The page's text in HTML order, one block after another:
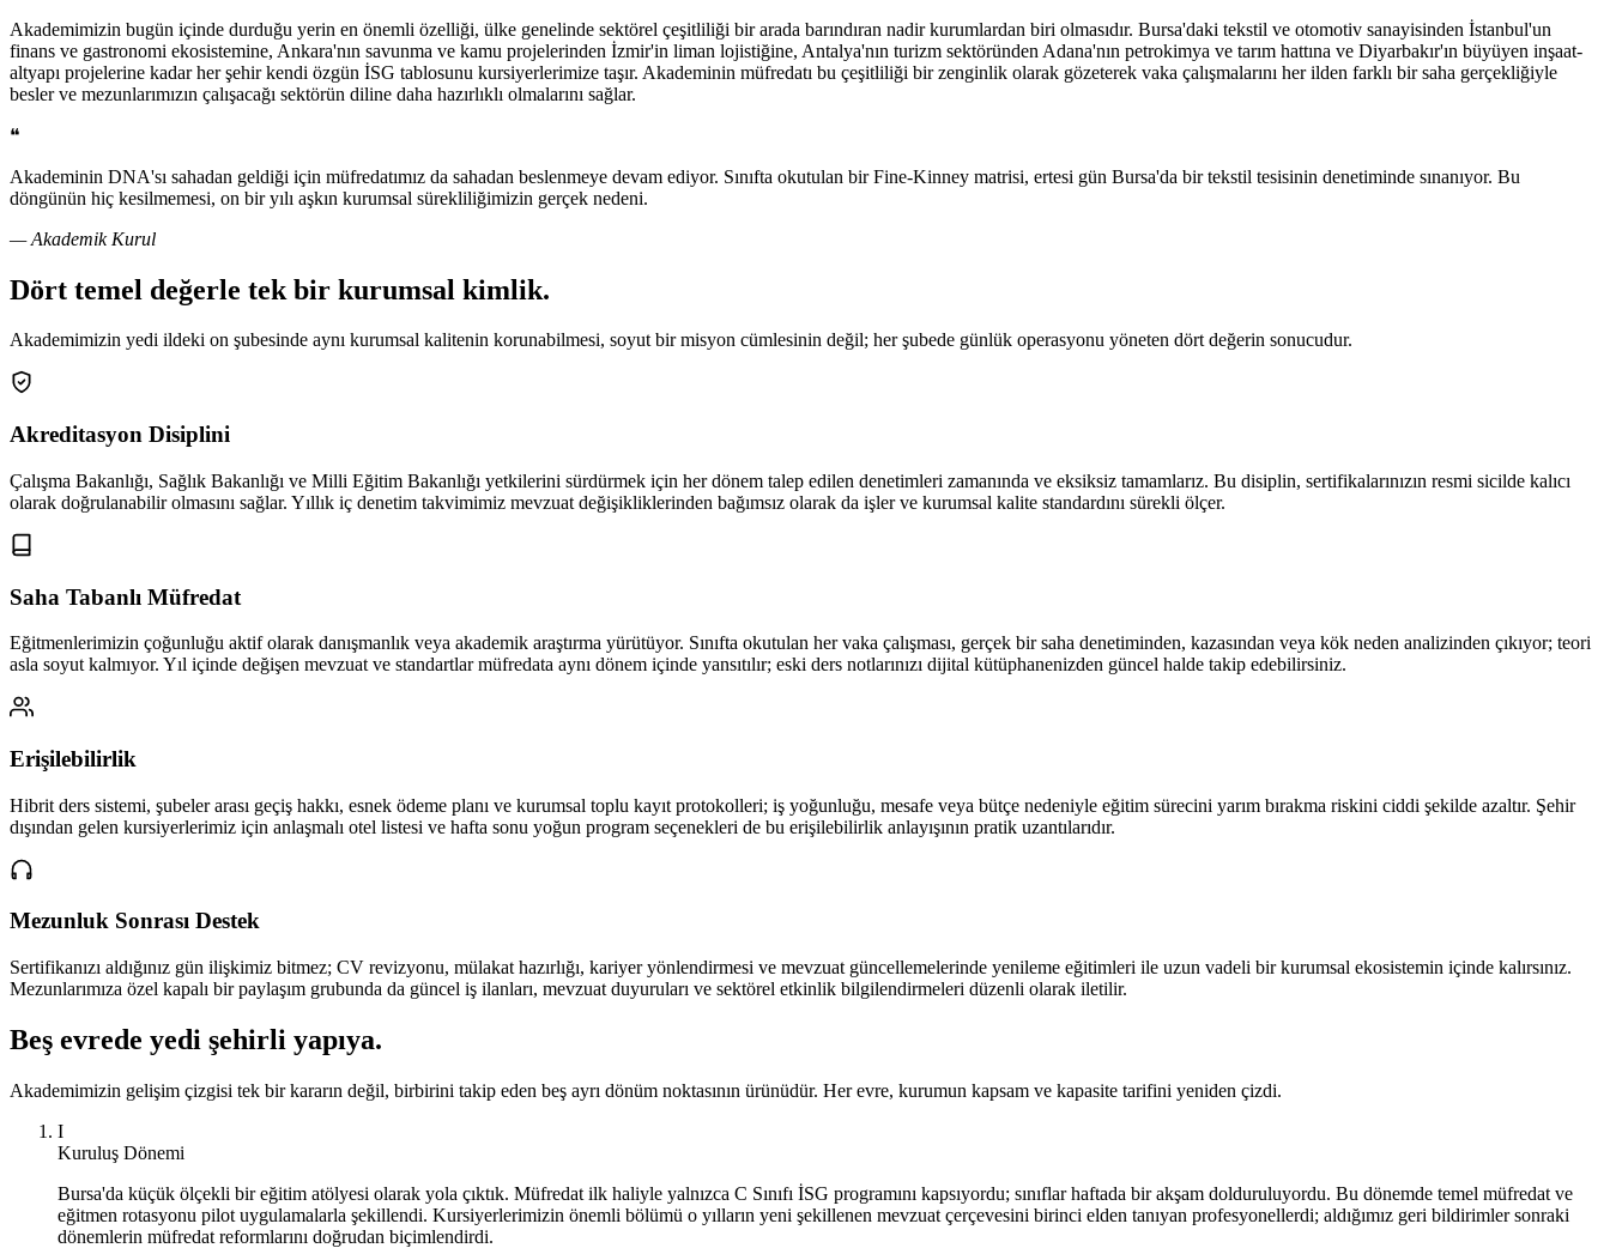
Akademimizin bugün içinde durduğu yerin en önemli özelliği, ülke genelinde sektörel çeşitliliği bir arada barındıran nadir kurumlardan biri olmasıdır. Bursa'daki tekstil ve otomotiv sanayisinden İstanbul'un
finans ve gastronomi ekosistemine, Ankara'nın savunma ve kamu projelerinden İzmir'in liman lojistiğine, Antalya'nın turizm sektöründen Adana'nın petrokimya ve tarım hattına ve Diyarbakır'ın büyüyen inşaat-
altyapı projelerine kadar her şehir kendi özgün İSG tablosunu kursiyerlerimize taşır. Akademinin müfredatı bu çeşitliliği bir zenginlik olarak gözeterek vaka çalışmalarını her ilden farklı bir saha gerçekliğiyle
besler ve mezunlarımızın çalışacağı sektörün diline daha hazırlıklı olmalarını sağlar.
❝
Akademinin DNA'sı sahadan geldiği için müfredatımız da sahadan beslenmeye devam ediyor. Sınıfta okutulan bir Fine-Kinney matrisi, ertesi gün Bursa'da bir tekstil tesisinin denetiminde sınanıyor. Bu
döngünün hiç kesilmemesi, on bir yılı aşkın kurumsal sürekliliğimizin gerçek nedeni.
—Akademik Kurul
Dört temel değerle tek bir kurumsal kimlik.
Akademimizin yedi ildeki on şubesinde aynı kurumsal kalitenin korunabilmesi, soyut bir misyon cümlesinin değil; her şubede günlük operasyonu yöneten dört değerin sonucudur.
Akreditasyon Disiplini
Çalışma Bakanlığı, Sağlık Bakanlığı ve Milli Eğitim Bakanlığı yetkilerini sürdürmek için her dönem talep edilen denetimleri zamanında ve eksiksiz tamamlarız. Bu disiplin, sertifikalarınızın resmi sicilde kalıcı
olarak doğrulanabilir olmasını sağlar. Yıllık iç denetim takvimimiz mevzuat değişikliklerinden bağımsız olarak da işler ve kurumsal kalite standardını sürekli ölçer.
Saha Tabanlı Müfredat
Eğitmenlerimizin çoğunluğu aktif olarak danışmanlık veya akademik araştırma yürütüyor. Sınıfta okutulan her vaka çalışması, gerçek bir saha denetiminden, kazasından veya kök neden analizinden çıkıyor; teori
asla soyut kalmıyor. Yıl içinde değişen mevzuat ve standartlar müfredata aynı dönem içinde yansıtılır; eski ders notlarınızı dijital kütüphanenizden güncel halde takip edebilirsiniz.
Erişilebilirlik
Hibrit ders sistemi, şubeler arası geçiş hakkı, esnek ödeme planı ve kurumsal toplu kayıt protokolleri; iş yoğunluğu, mesafe veya bütçe nedeniyle eğitim sürecini yarım bırakma riskini ciddi şekilde azaltır. Şehir
dışından gelen kursiyerlerimiz için anlaşmalı otel listesi ve hafta sonu yoğun program seçenekleri de bu erişilebilirlik anlayışının pratik uzantılarıdır.
Mezunluk Sonrası Destek
Sertifikanızı aldığınız gün ilişkimiz bitmez; CV revizyonu, mülakat hazırlığı, kariyer yönlendirmesi ve mevzuat güncellemelerinde yenileme eğitimleri ile uzun vadeli bir kurumsal ekosistemin içinde kalırsınız.
Mezunlarımıza özel kapalı bir paylaşım grubunda da güncel iş ilanları, mevzuat duyuruları ve sektörel etkinlik bilgilendirmeleri düzenli olarak iletilir.
Beş evrede yedi şehirli yapıya.
Akademimizin gelişim çizgisi tek bir kararın değil, birbirini takip eden beş ayrı dönüm noktasının ürünüdür. Her evre, kurumun kapsam ve kapasite tarifini yeniden çizdi.
I
Kuruluş Dönemi
Bursa'da küçük ölçekli bir eğitim atölyesi olarak yola çıktık. Müfredat ilk haliyle yalnızca C Sınıfı İSG programını kapsıyordu; sınıflar haftada bir akşam dolduruluyordu. Bu dönemde temel müfredat ve
eğitmen rotasyonu pilot uygulamalarla şekillendi. Kursiyerlerimizin önemli bölümü o yılların yeni şekillenen mevzuat çerçevesini birinci elden tanıyan profesyonellerdi; aldığımız geri bildirimler sonraki
dönemlerin müfredat reformlarını doğrudan biçimlendirdi.